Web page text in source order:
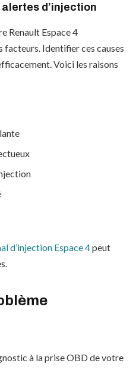
d’injection
Renault Espace 4
Identifier ces causes
Voici les raisons
d’injection Espace 4peut
à la prise OBD de votre